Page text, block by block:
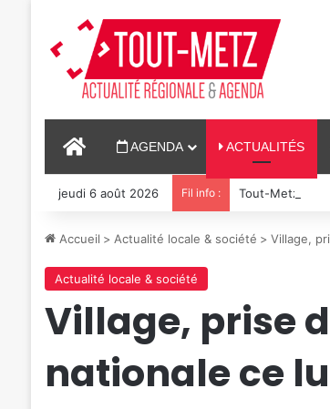
ACCUEILAGENDA ACTUALITÉS
jeudi 6 août 2026 Fil info : Tout-Metz,
Accueil > Actualité locale & société > Village,
Actualité locale & société
Village, prise
nationale ce